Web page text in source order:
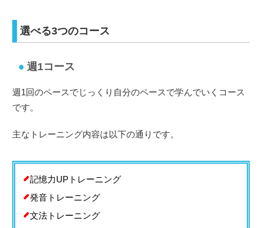
選べる3つのコース
週1コース
週1回のペースでじっくり自分のペースで学んでいくコース
です。
主なトレーニング内容は以下の通りです。
記憶力UPトレーニング
発音トレーニング
文法トレーニング